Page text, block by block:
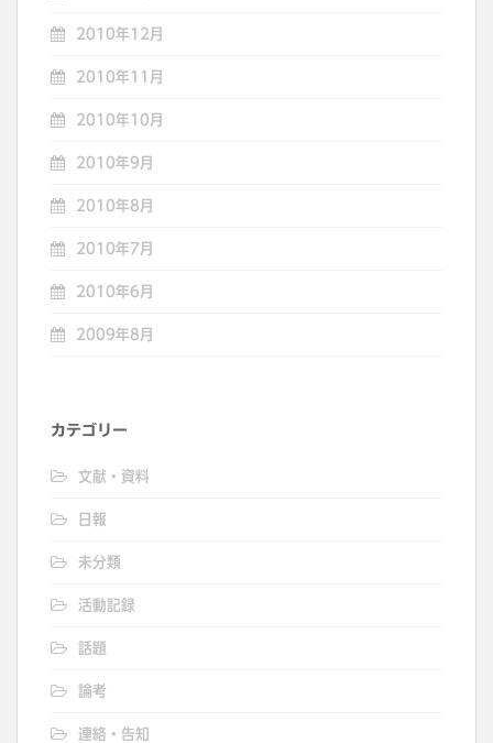
2010年12月
2010年11月
2010年10月
2010年9月
2010年8月
2010年7月
2010年6月
2009年8月
カテゴリー
文献・資料
日報
未分類
活動記録
話題
論考
連絡・告知